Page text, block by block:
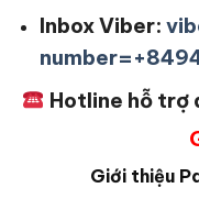
Inbox Viber:
Hotline hỗ trợ
Giới thiệu